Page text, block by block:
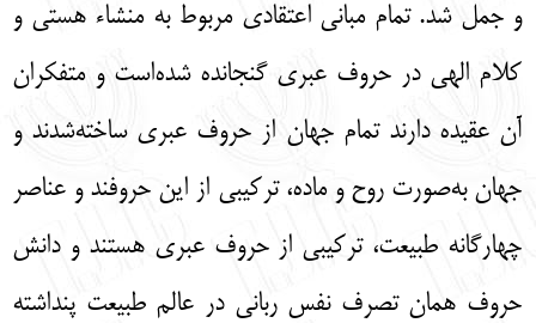
و جمل شد. تمام مبانی اعتقادی مربوط به منشاء هستی و
کلام الهی در حروف عبری گنجانده شده‌است و متفکران
آن عقیده دارند تمام جهان از حروف عبری ساخته‌شدند و
جهان به‌صورت روح و ماده، ترکیبی از این حروفند و عناصر
چهارگانه طبیعت، ترکیبی از حروف عبری هستند و دانش
حروف همان تصرف نفس ربانی در عالم طبیعت پنداشته